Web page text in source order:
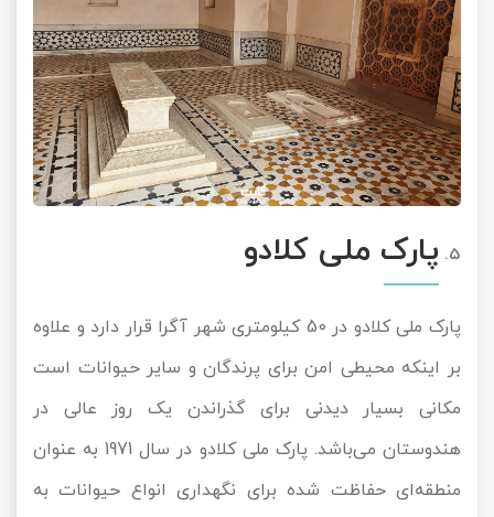
پارک ملی کلادو
پارک ملی کلادو در 50 کیلومتری شهر آگرا قرار دارد و علاوه
بر اینکه محیطی امن برای پرندگان و سایر حیوانات است
مکانی بسیار دیدنی برای گذراندن یک روز عالی در
هندوستان می‌باشد. پارک ملی کلادو در سال 1971 به عنوان
منطقه‌ای حفاظت شده برای نگهداری انواع حیوانات به